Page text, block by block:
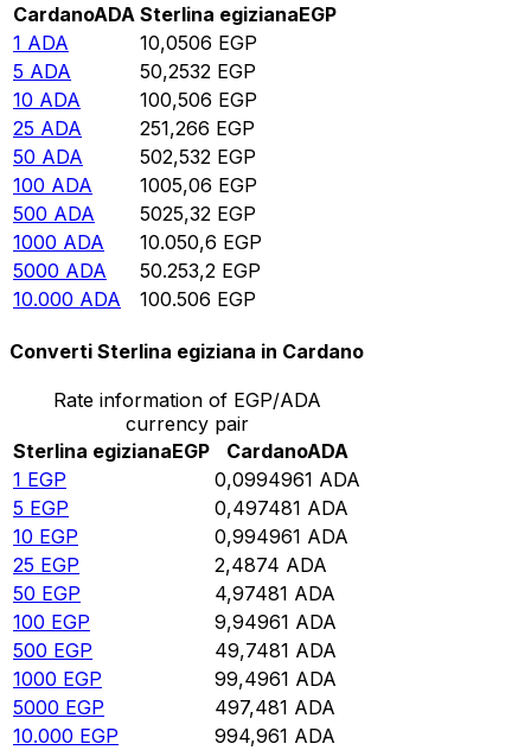
CardanoADA Sterlina egizianaEGP
1 ADA 10,0506 EGP
5 ADA 50,2532 EGP
10 ADA 100,506 EGP
25 ADA 251,266 EGP
50 ADA 502,532 EGP
100 ADA 1005,06 EGP
500 ADA 5025,32 EGP
1000 ADA 10.050,6 EGP
5000 ADA 50.253,2 EGP
10.000 ADA 100.506 EGP
Converti Sterlina egiziana in Cardano
Rate information of EGP/ADA
currency pair
Sterlina egizianaEGP CardanoADA
1 EGP 0,0994961 ADA
5 EGP 0,497481 ADA
10 EGP 0,994961 ADA
25 EGP 2,4874 ADA
50 EGP 4,97481 ADA
100 EGP 9,94961 ADA
500 EGP 49,7481 ADA
1000 EGP 99,4961 ADA
5000 EGP 497,481 ADA
10.000 EGP 994,961 ADA